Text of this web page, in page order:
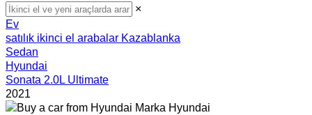
×
Ev
satılık ikinci el arabalar Kazablanka
Sedan
Hyundai
Sonata 2.0L Ultimate
2021
Hyundai